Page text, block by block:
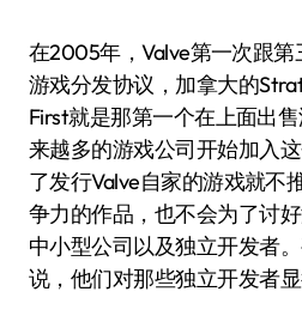
在2005年，Valve第一次跟
游戏分发协议，加拿大的
First就是那第一个在上面出
来越多的游戏公司开始加入
了发行Valve自家的游戏就不
争力的作品，也不会为了讨
中小型公司以及独立开发者
说，他们对那些独立开发者显